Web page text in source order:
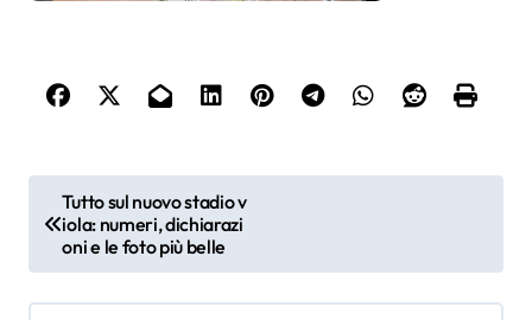
a
v
Tutto sul nuovo stadio v
iola: numeri, dichiarazi
oni e le foto più belle